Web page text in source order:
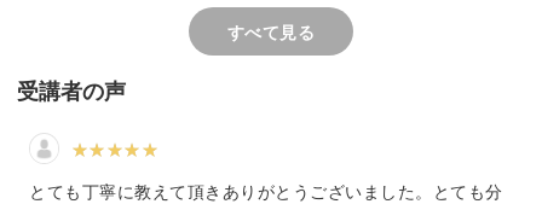
夏のスイーツプレートの魅力は、なんといってもこの涼や
かさ。
すべて見る
受講者の声
とても丁寧に教えて頂きありがとうございました。とても分